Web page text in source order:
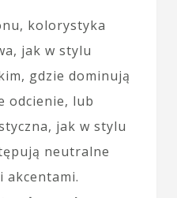
kolorystyka
jak w stylu
gdzie dominują
odcienie, lub
jak w stylu
neutralne
akcentami.